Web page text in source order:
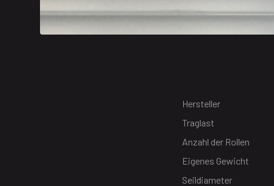
Hersteller
Traglast
Anzahl der Rollen
Eigenes Gewicht
Seildiameter